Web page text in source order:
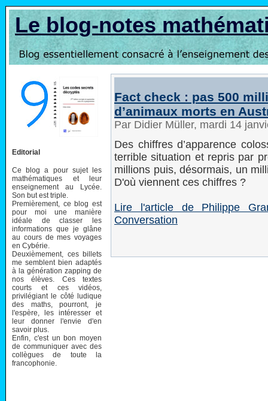
Le blog-notes
Editorial
Ce blog a pour sujet les
mathématiques et leur
enseignement au Lycée.
Son but est triple.
Premièrement, ce blog est
pour moi une manière
idéale de classer les
informations que je glâne
au cours de mes voyages
en Cybérie.
Deuxièmement, ces billets
me semblent bien adaptés
à la génération zapping de
nos élèves. Ces textes
courts et ces vidéos,
privilégiant le côté ludique
des maths, pourront, je
l'espère, les intéresser et
leur donner l'envie d'en
savoir plus.
Enfin, c'est un bon moyen
de communiquer avec des
collègues de toute la
francophonie.
Fact check : pas 500
d’animaux morts en
Par Didier Müller, mardi 14
Des chiffres d’apparence
terrible situation et repris par
millions puis, désormais, un
D'où viennent ces chiffres ?
Lire l'article de Philippe
Conversation